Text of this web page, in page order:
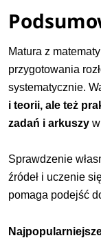
Matura z
przygotowania
systematycznie.
i teorii, ale też
zadań i arkuszy
Sprawdzenie
źródeł i uczenie
pomaga podejść